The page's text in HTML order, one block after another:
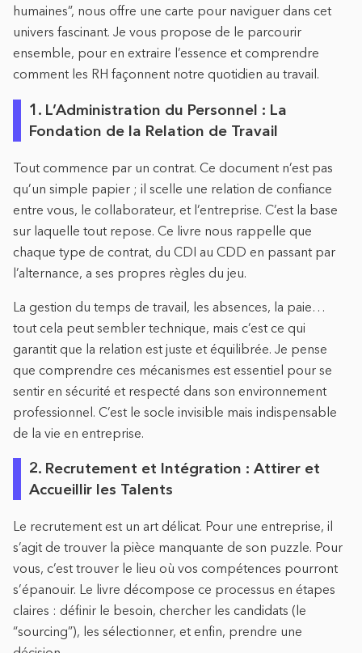
humaines”, nous offre une carte pour naviguer dans cet
univers fascinant. Je vous propose de le parcourir
ensemble, pour en extraire l’essence et comprendre
comment les RH façonnent notre quotidien au travail.
1. L’Administration du Personnel : La
Fondation de la Relation de Travail
Tout commence par un contrat. Ce document n’est pas
qu’un simple papier ; il scelle une relation de confiance
entre vous, le collaborateur, et l’entreprise. C’est la base
sur laquelle tout repose. Ce livre nous rappelle que
chaque type de contrat, du CDI au CDD en passant par
l’alternance, a ses propres règles du jeu.
La gestion du temps de travail, les absences, la paie…
tout cela peut sembler technique, mais c’est ce qui
garantit que la relation est juste et équilibrée. Je pense
que comprendre ces mécanismes est essentiel pour se
sentir en sécurité et respecté dans son environnement
professionnel. C’est le socle invisible mais indispensable
de la vie en entreprise.
2. Recrutement et Intégration : Attirer et
Accueillir les Talents
Le recrutement est un art délicat. Pour une entreprise, il
s’agit de trouver la pièce manquante de son puzzle. Pour
vous, c’est trouver le lieu où vos compétences pourront
s’épanouir. Le livre décompose ce processus en étapes
claires : définir le besoin, chercher les candidats (le
“sourcing”), les sélectionner, et enfin, prendre une